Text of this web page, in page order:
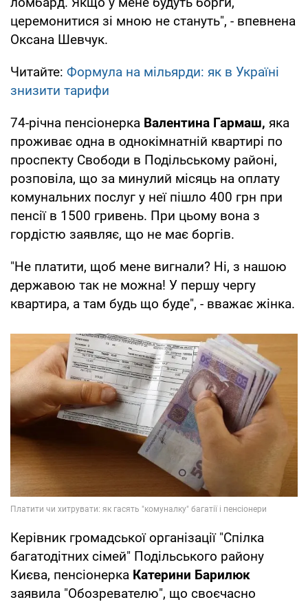
церемонитися зі мною не стануть", - впевнена
Оксана Шевчук.
Читайте: Формула на мільярди: як в Україні
знизити тарифи
74-річна пенсіонерка Валентина Гармаш, яка
проживає одна в однокімнатній квартирі по
проспекту Свободи в Подільському районі,
розповіла, що за минулий місяць на оплату
комунальних послуг у неї пішло 400 грн при
пенсії в 1500 гривень. При цьому вона з
гордістю заявляє, що не має боргів.
"Не платити, щоб мене вигнали? Ні, з нашою
державою так не можна! У першу чергу
квартира, а там будь що буде", - вважає жінка.
Керівник громадської організації "Спілка
багатодітних сімей" Подільського району
Києва, пенсіонерка Катерини Барилюк
заявила "Обозревателю", що своєчасно